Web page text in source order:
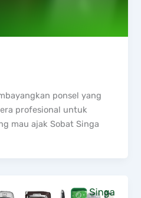
ponsel yang
profesional untuk
mau ajak Sobat Singa